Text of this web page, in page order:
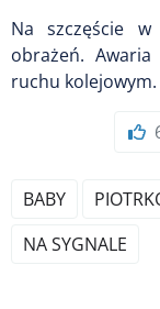
Na szczęście
obrażeń.
ruchu kolejowym.
BABY
NA SYGNALE